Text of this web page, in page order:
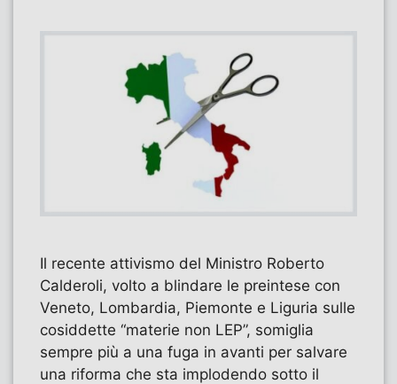
Il recente attivismo del Ministro Roberto
Calderoli, volto a blindare le preintese con
Veneto, Lombardia, Piemonte e Liguria sulle
cosiddette “materie non LEP”, somiglia
sempre più a una fuga in avanti per salvare
una riforma che sta implodendo sotto il